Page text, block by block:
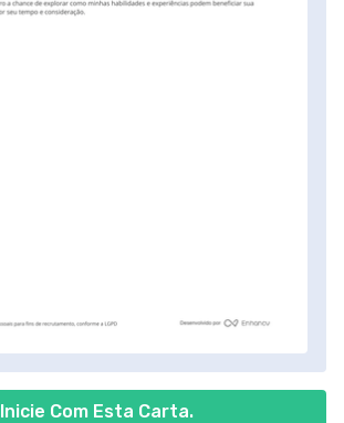
Inicie Com Esta Carta.